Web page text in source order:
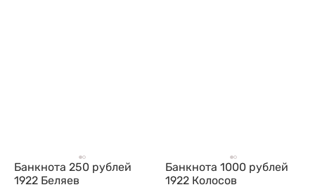
Банкнота 250 рублей
1922 Беляев
Банкнота 1000 рублей
1922 Колосов